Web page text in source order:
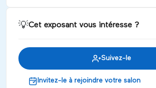
💡Cet exposant vous intéresse ?
Suivez-le
Invitez-le à rejoindre votre salon